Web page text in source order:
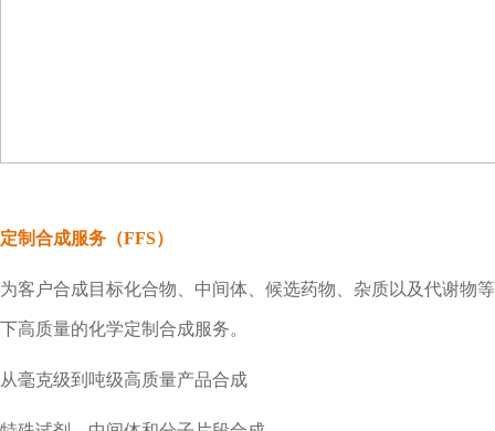
定制合成服务（FFS）
为客户合成目标化合物、中间体、候选药物、杂质以及代谢物
下高质量的化学定制合成服务。
从毫克级到吨级高质量产品合成